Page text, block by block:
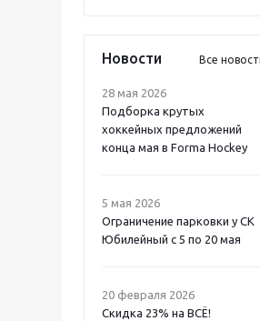
Новости Все
28 мая 2026
Подборка крутых
хоккейных предложений
конца мая в Forma Hockey
5 мая 2026
Ограничение парковки у СК
Юбилейный с 5 по 20 мая
20 февраля 2026
Скидка 23% на ВСË!